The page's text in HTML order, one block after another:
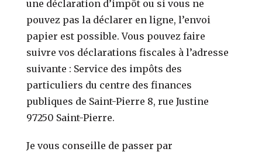
une déclaration d’impôt ou si vous ne
pouvez pas la déclarer en ligne, l’envoi
papier est possible. Vous pouvez faire
suivre vos déclarations fiscales à l’adresse
suivante : Service des impôts des
particuliers du centre des finances
publiques de Saint-Pierre 8, rue Justine
97250 Saint-Pierre.
Je vous conseille de passer par